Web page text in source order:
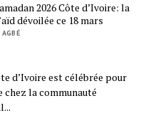
2026 Côte d’Ivoire: la
dévoilée ce 18 mars
d’Ivoire est célébrée pour
chez la communauté